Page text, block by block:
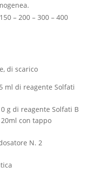
– 200 – 300 – 400
di scarico
ml di reagente Solfati
g di reagente Solfati B
con tappo
N. 2